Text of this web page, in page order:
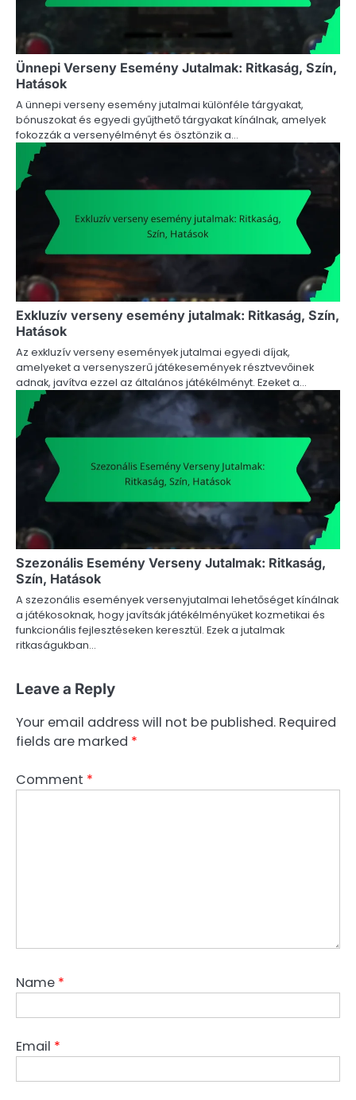
Ünnepi Verseny Esemény Jutalmak: Ritkaság, Szín,
Hatások
A ünnepi verseny esemény jutalmai különféle tárgyakat,
bónuszokat és egyedi gyűjthető tárgyakat kínálnak, amelyek
fokozzák a versenyélményt és ösztönzik a…
Exkluzív verseny esemény jutalmak: Ritkaság, Szín,
Hatások
Az exkluzív verseny események jutalmai egyedi díjak,
amelyeket a versenyszerű játékesemények résztvevőinek
adnak, javítva ezzel az általános játékélményt. Ezeket a…
Szezonális Esemény Verseny Jutalmak: Ritkaság,
Szín, Hatások
A szezonális események versenyjutalmai lehetőséget kínálnak
a játékosoknak, hogy javítsák játékélményüket kozmetikai és
funkcionális fejlesztéseken keresztül. Ezek a jutalmak
ritkaságukban…
Leave a Reply
Your email address will not be published. Required
fields are marked *
Comment *
Name *
Email *